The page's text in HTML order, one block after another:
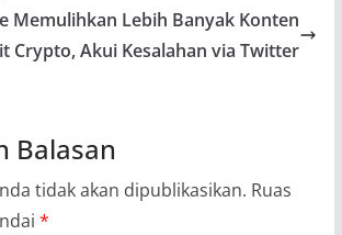
Memulihkan Lebih Banyak Konten
Crypto, Akui Kesalahan via Twitter
Balasan
tidak akan dipublikasikan. Ruas
*